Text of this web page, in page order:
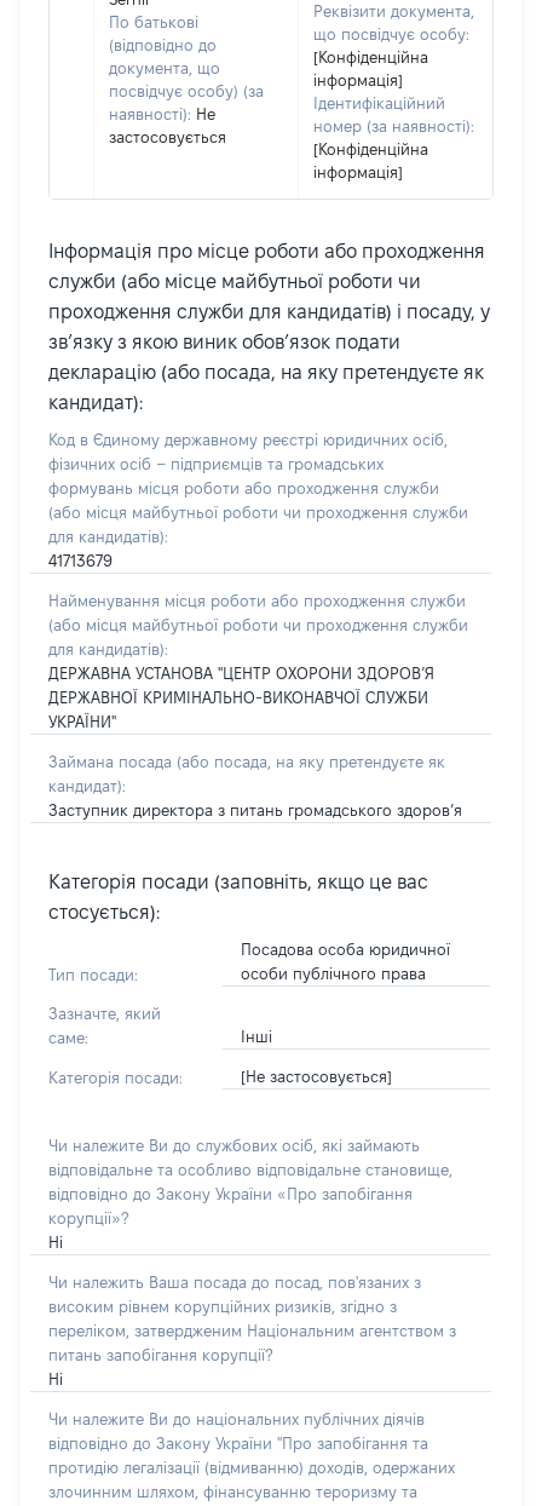
По батькові
(відповідно до
документа, що
посвідчує особу) (за
наявності): Не
застосовується
Реквізити документа,
що посвідчує особу:
[Конфіденційна
інформація]
Ідентифікаційний
номер (за наявності):
[Конфіденційна
інформація]
Інформація про місце роботи або проходження
служби (або місце майбутньої роботи чи
проходження служби для кандидатів) і посаду, у
зв’язку з якою виник обов’язок подати
декларацію (або посада, на яку претендуєте як
кандидат):
Код в Єдиному державному реєстрі юридичних осіб,
фізичних осіб – підприємців та громадських
формувань місця роботи або проходження служби
(або місця майбутньої роботи чи проходження служби
для кандидатів):
41713679
Найменування місця роботи або проходження служби
(або місця майбутньої роботи чи проходження служби
для кандидатів):
ДЕРЖАВНА УСТАНОВА "ЦЕНТР ОХОРОНИ ЗДОРОВ’Я
ДЕРЖАВНОЇ КРИМІНАЛЬНО-ВИКОНАВЧОЇ СЛУЖБИ
УКРАЇНИ"
Займана посада (або посада, на яку претендуєте як
кандидат):
Заступник директора з питань громадського здоров’я
Категорія посади (заповніть, якщо це вас
стосується):
Тип посади:
Посадова особа юридичної
особи публічного права
Зазначте, який
саме:
Інші
Категорія посади: [Не застосовується]
Чи належите Ви до службових осіб, які займають
відповідальне та особливо відповідальне становище,
відповідно до Закону України «Про запобігання
корупції»?
Ні
Чи належить Ваша посада до посад, пов'язаних з
високим рівнем корупційних ризиків, згідно з
переліком, затвердженим Національним агентством з
питань запобігання корупції?
Ні
Чи належите Ви до національних публічних діячів
відповідно до Закону України "Про запобігання та
протидію легалізації (відмиванню) доходів, одержаних
злочинним шляхом, фінансуванню тероризму та